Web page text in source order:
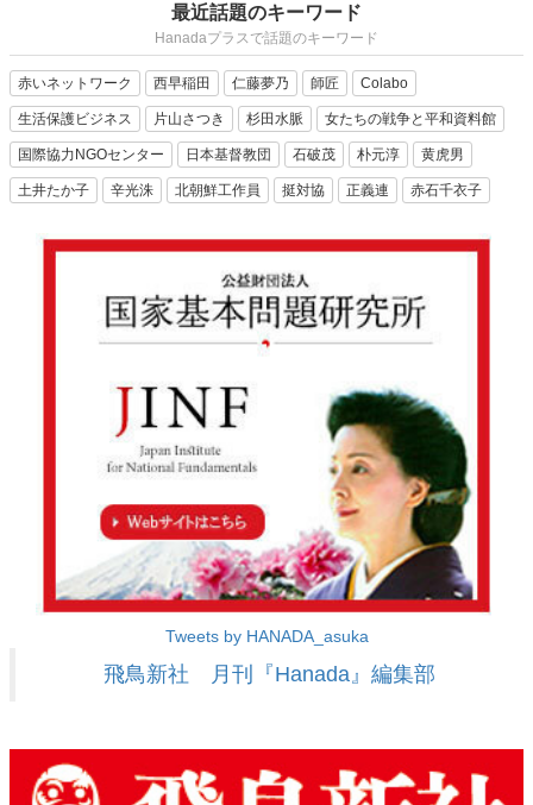
最近話題のキーワード
Hanadaプラスで話題のキーワード
赤いネットワーク 西早稲田 仁藤夢乃 師匠 Colabo
生活保護ビジネス 片山さつき 杉田水脈 女たちの戦争と平和資料館
国際協力NGOセンター 日本基督教団 石破茂 朴元淳 黄虎男
土井たか子 辛光洙 北朝鮮工作員 挺対協 正義連 赤石千衣子
Tweets by HANADA_asuka
飛鳥新社 月刊『Hanada』編集部